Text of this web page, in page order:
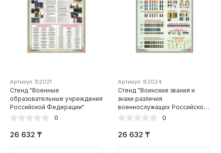
Артикул: В2021
Стенд "Военные
образовательные учреждения
Российской Федерации"
0
26 632 ₸
Артикул: В2024
Стенд "Воинские звания и
знаки различия
военнослужащих Российской
Федерации"
0
26 632 ₸